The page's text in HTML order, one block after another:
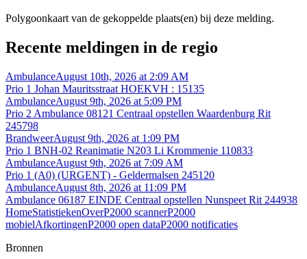
Polygoonkaart van de gekoppelde plaats(en) bij deze melding.
Recente meldingen in de regio
AmbulanceAugust 10th, 2026 at 2:09 AM
Prio 1 Johan Mauritsstraat HOEKVH : 15135
AmbulanceAugust 9th, 2026 at 5:09 PM
Prio 2 Ambulance 08121 Centraal opstellen Waardenburg Rit
245798
BrandweerAugust 9th, 2026 at 1:09 PM
Prio 1 BNH-02 Reanimatie N203 Li Krommenie 110833
AmbulanceAugust 9th, 2026 at 7:09 AM
Prio 1 (A0) (URGENT) - Geldermalsen 245120
AmbulanceAugust 8th, 2026 at 11:09 PM
Ambulance 06187 EINDE Centraal opstellen Nunspeet Rit 244938
HomeStatistiekenOverP2000 scannerP2000
mobielAfkortingenP2000 open dataP2000 notificaties
Bronnen